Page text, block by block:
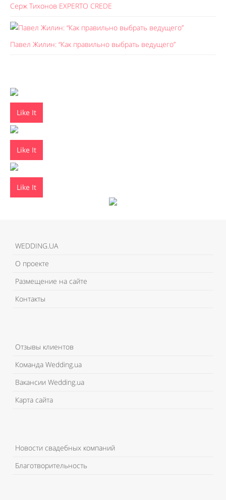
Серж Тихонов EXPERTO CREDE
Павел Жилин: “Как правильно выбрать ведущего”
Like It
Like It
Like It
WEDDING.UA
О проекте
Размещение на сайте
Контакты
Отзывы клиентов
Команда Wedding.ua
Вакансии Wedding.ua
Карта сайта
Новости свадебных компаний
Благотворительность